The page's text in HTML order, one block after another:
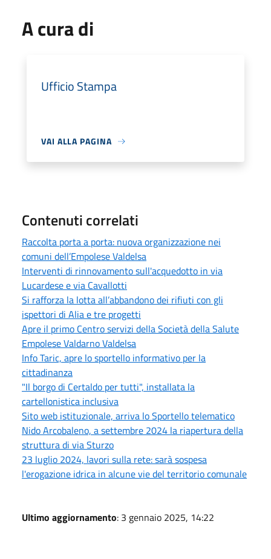
A cura di
Ufficio Stampa
VAI ALLA PAGINA
Contenuti correlati
Raccolta porta a porta: nuova organizzazione nei
comuni dell’Empolese Valdelsa
Interventi di rinnovamento sull'acquedotto in via
Lucardese e via Cavallotti
Si rafforza la lotta all’abbandono dei rifiuti con gli
ispettori di Alia e tre progetti
Apre il primo Centro servizi della Società della Salute
Empolese Valdarno Valdelsa
Info Taric, apre lo sportello informativo per la
cittadinanza
"Il borgo di Certaldo per tutti", installata la
cartellonistica inclusiva
Sito web istituzionale, arriva lo Sportello telematico
Nido Arcobaleno, a settembre 2024 la riapertura della
struttura di via Sturzo
23 luglio 2024, lavori sulla rete: sarà sospesa
l'erogazione idrica in alcune vie del territorio comunale
Ultimo aggiornamento: 3 gennaio 2025, 14:22